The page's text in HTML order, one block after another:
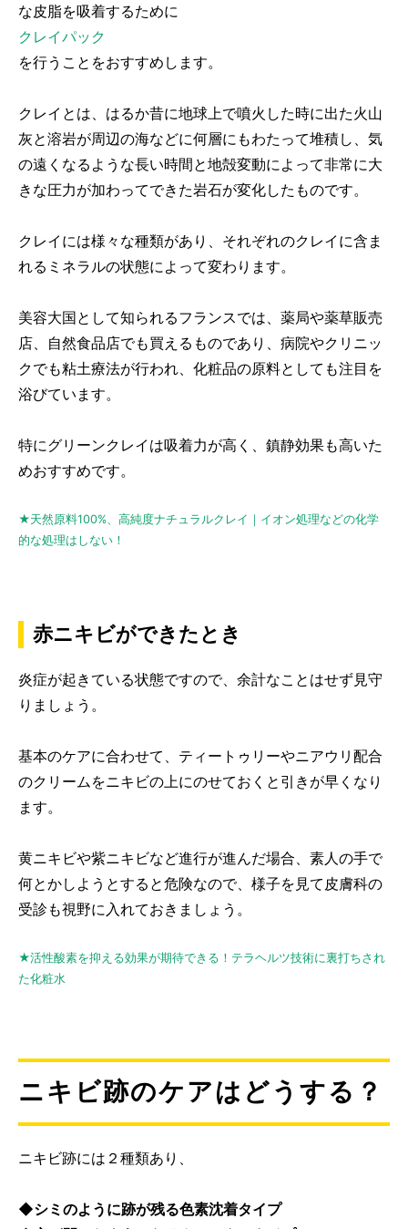
な皮脂を吸着するために
クレイパック
を行うことをおすすめします。
クレイとは、はるか昔に地球上で噴火した時に出た火山
灰と溶岩が周辺の海などに何層にもわたって堆積し、気
の遠くなるような長い時間と地殻変動によって非常に大
きな圧力が加わってできた岩石が変化したものです。
クレイには様々な種類があり、それぞれのクレイに含ま
れるミネラルの状態によって変わります。
美容大国として知られるフランスでは、薬局や薬草販売
店、自然食品店でも買えるものであり、病院やクリニッ
クでも粘土療法が行われ、化粧品の原料としても注目を
浴びています。
特にグリーンクレイは吸着力が高く、鎮静効果も高いた
めおすすめです。
★天然原料100%、高純度ナチュラルクレイ｜イオン処理などの化学
的な処理はしない！
赤ニキビができたとき
炎症が起きている状態ですので、余計なことはせず見守
りましょう。
基本のケアに合わせて、ティートゥリーやニアウリ配合
のクリームをニキビの上にのせておくと引きが早くなり
ます。
黄ニキビや紫ニキビなど進行が進んだ場合、素人の手で
何とかしようとすると危険なので、様子を見て皮膚科の
受診も視野に入れておきましょう。
★活性酸素を抑える効果が期待できる！テラヘルツ技術に裏打ちされ
た化粧水
ニキビ跡のケアはどうする？
ニキビ跡には２種類あり、
◆シミのように跡が残る色素沈着タイプ